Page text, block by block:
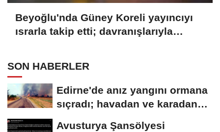
Beyoğlu'nda Güney Koreli yayıncıyı
ısrarla takip etti; davranışlarıyla
SON HABERLER
Edirne'de anız yangını ormana
sıçradı; havadan ve karadan
Avusturya Şansölyesi